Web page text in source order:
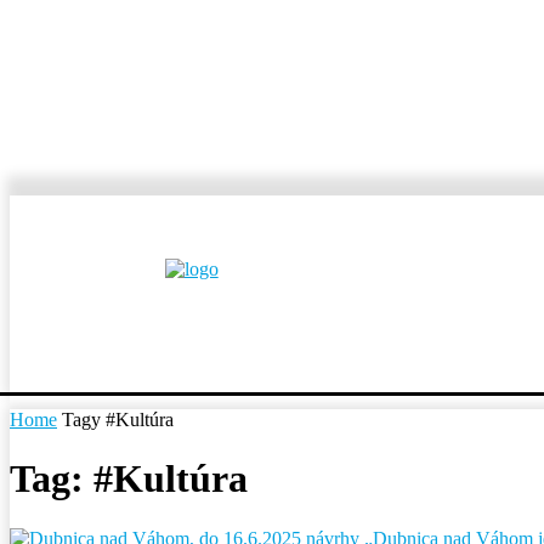
Home Tagy #Kultúra
Tag: #Kultúra